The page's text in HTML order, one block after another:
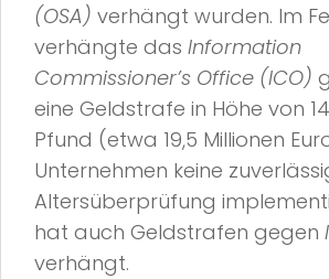
(OSA) verhängt wurden. Im
verhängte das Information
Commissioner’s Office (ICO)
eine Geldstrafe in Höhe von
Pfund (etwa 19,5 Millionen
Unternehmen keine
Altersüberprüfung
hat auch Geldstrafen gegen
verhängt.